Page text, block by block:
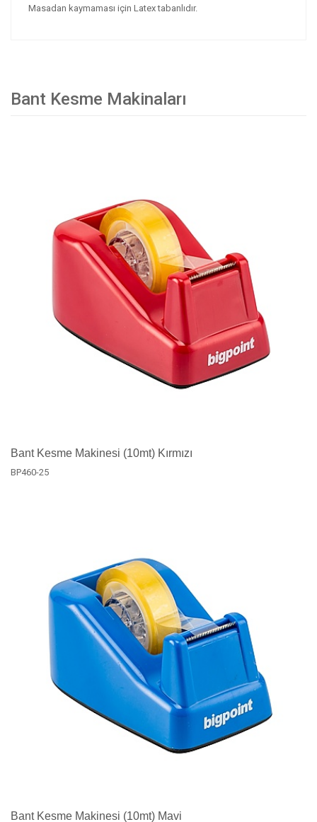
Masadan kaymaması için Latex tabanlıdır.
Bant Kesme Makinaları
Bant Kesme Makinesi (10mt) Kırmızı
BP460-25
Bant Kesme Makinesi (10mt) Mavi